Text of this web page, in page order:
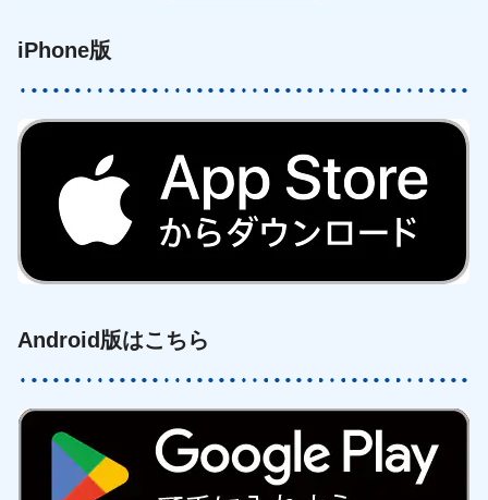
iPhone版
Android版はこちら